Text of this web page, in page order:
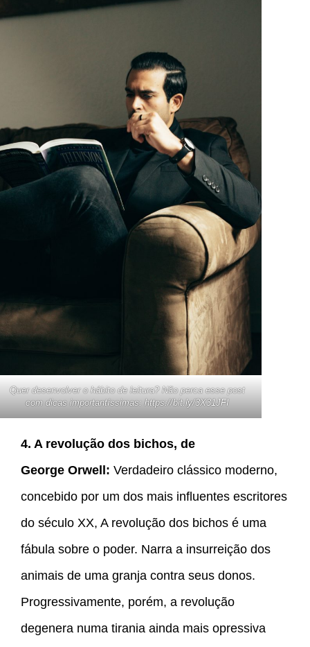
Quer desenvolver o hábito de leitura? Não perca esse post
com dicas importantíssimas:https://bit.ly/3X31JFI
4. A revolução dos bichos, de
George Orwell: Verdadeiro clássico moderno,
concebido por um dos mais influentes escritores
do século XX, A revolução dos bichos é uma
fábula sobre o poder. Narra a insurreição dos
animais de uma granja contra seus donos.
Progressivamente, porém, a revolução
degenera numa tirania ainda mais opressiva